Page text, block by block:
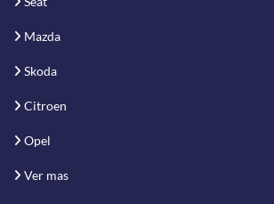
Mazda
Skoda
Citroen
Opel
Ver mas